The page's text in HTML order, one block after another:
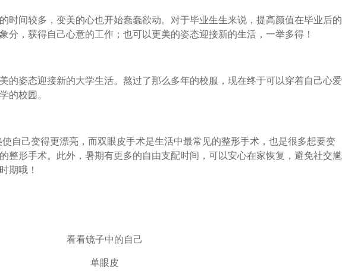
时间较多，变美的心也开始蠢蠢欲动。对于毕业生生来说，提高颜值在毕业后的
分，获得自己心意的工作；也可以更美的姿态迎接新的生活，一举多得！
的姿态迎接新的大学生活。熬过了那么多年的校服，现在终于可以穿着自己心爱
的校园。
自己变得更漂亮，而双眼皮手术是生活中最常见的整形手术，也是很多想要变
整形手术。此外，暑期有更多的自由支配时间，可以安心在家恢复，避免社交尴
期哦！
看看镜子中的自己
单眼皮